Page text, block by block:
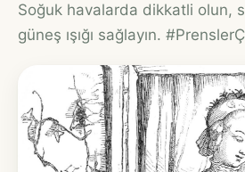
Soğuk havalarda dikkatli olun,
güneş ışığı sağlayın.